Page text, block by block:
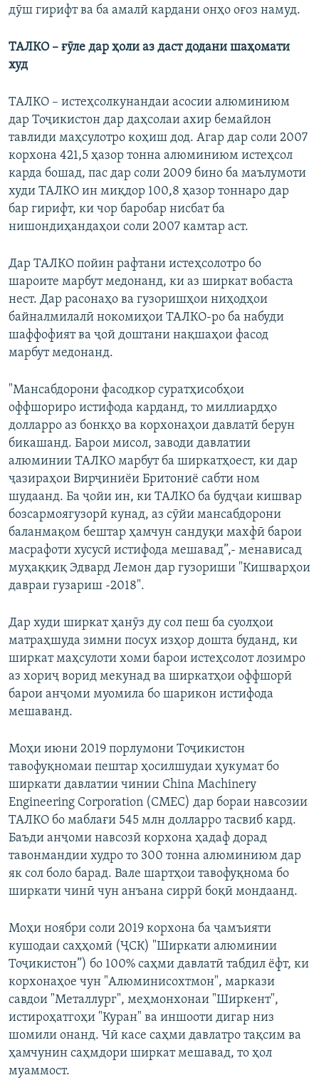
дӯш гирифт ва ба амалӣ кардани онҳо оғоз намуд.
ТАЛКО – ғӯле дар ҳоли аз даст додани шаҳомати
худ
ТАЛКО – истеҳсолкунандаи асосии алюминиюм
дар Тоҷикистон дар даҳсолаи ахир бемайлон
тавлиди маҳсулотро коҳиш дод. Агар дар соли 2007
корхона 421,5 ҳазор тонна алюминиюм истеҳсол
карда бошад, пас дар соли 2009 бино ба маълумоти
худи ТАЛКО ин миқдор 100,8 ҳазор тоннаро дар
бар гирифт, ки чор баробар нисбат ба
нишондиҳандаҳои соли 2007 камтар аст.
Дар ТАЛКО пойин рафтани истеҳсолотро бо
шароите марбут медонанд, ки аз ширкат вобаста
нест. Дар расонаҳо ва гузоришҳои ниҳодҳои
байналмилалӣ нокомиҳои ТАЛКО-ро ба набуди
шаффофият ва ҷой доштани нақшаҳои фасод
марбут медонанд.
"Мансабдорони фасодкор суратҳисобҳои
оффшориро истифода карданд, то миллиардҳо
долларро аз бонкҳо ва корхонаҳои давлатӣ берун
бикашанд. Барои мисол, заводи давлатии
алюминии ТАЛКО марбут ба ширкатҳоест, ки дар
ҷазираҳои Вирҷиниёи Бритониё сабти ном
шудаанд. Ба ҷойи ин, ки ТАЛКО ба будҷаи кишвар
бозсармоягузорӣ кунад, аз сӯйи мансабдорони
баланмақом бештар ҳамчун сандуқи махфӣ барои
масрафоти хусусӣ истифода мешавад”,- менависад
муҳаққиқ Эдвард Лемон дар гузориши "Кишварҳои
давраи гузариш -2018".
Дар худи ширкат ҳанӯз ду сол пеш ба суолҳои
матраҳшуда зимни посух изҳор дошта буданд, ки
ширкат маҳсулоти хоми барои истеҳсолот лозимро
аз хориҷ ворид мекунад ва ширкатҳои оффшорӣ
барои анҷоми муомила бо шарикон истифода
мешаванд.
Моҳи июни 2019 порлумони Тоҷикистон
тавофуқномаи пештар ҳосилшудаи ҳукумат бо
ширкати давлатии чинии China Machinery
Engineering Corporation (CMEC) дар бораи навсозии
ТАЛКО бо маблағи 545 млн долларро тасвиб кард.
Баъди анҷоми навсозӣ корхона ҳадаф дорад
тавонмандии худро то 300 тонна алюминиюм дар
як сол боло барад. Вале шартҳои тавофуқнома бо
ширкати чинӣ чун анъана сиррӣ боқӣ мондаанд.
Моҳи ноябри соли 2019 корхона ба ҷамъияти
кушодаи саҳҳомӣ (ҶСК) "Ширкати алюминии
Тоҷикистон”) бо 100% саҳми давлатӣ табдил ёфт, ки
корхонаҳое чун "Алюминисохтмон", маркази
савдои "Металлург", меҳмонхонаи "Ширкент",
истироҳатгоҳи "Куран" ва иншооти дигар низ
шомили онанд. Чӣ касе саҳми давлатро тақсим ва
ҳамчунин саҳмдори ширкат мешавад, то ҳол
муаммост.